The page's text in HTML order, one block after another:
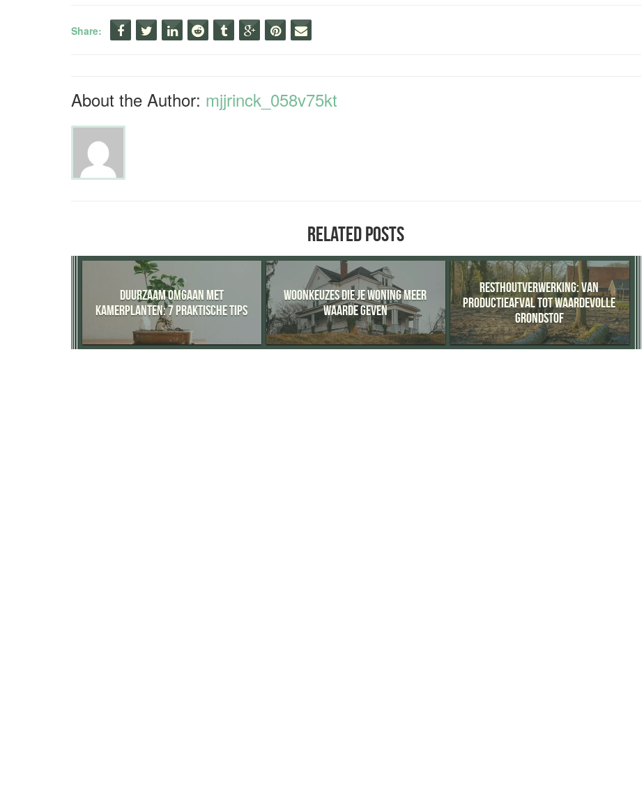
Share:
About the Author: mjjrinck_058v75kt
RELATED POSTS
DUURZAAM OMGAAN MET
KAMERPLANTEN: 7 PRAKTISCHE TIPS
WOONKEUZES DIE JE WONING MEER
WAARDE GEVEN
RESTHOUTVERWERKING: VAN
PRODUCTIEAFVAL TOT WAARDEVOLLE
GRONDSTOF